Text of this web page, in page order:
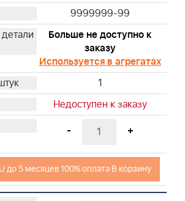
9999999-99
Больше не доступно к
заказу
Используется в агрегатах
1
Недоступен к заказу
-
+
до 5 месяцев 100% оплата В корзину